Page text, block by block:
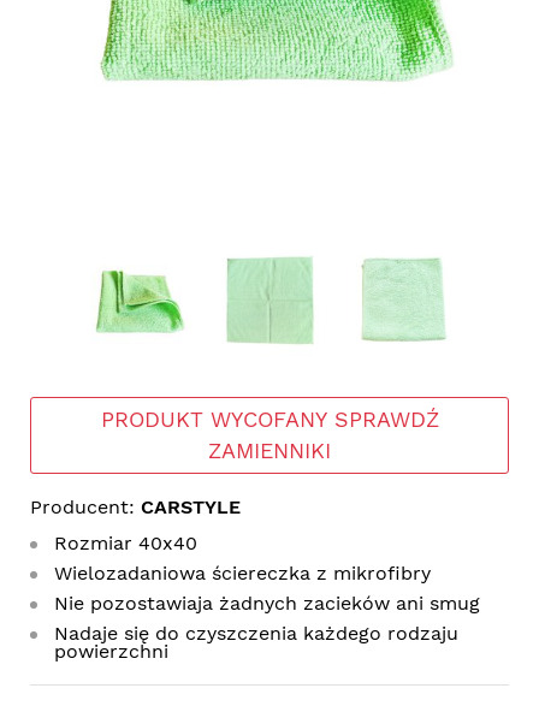
PRODUKT WYCOFANY SPRAWDŹ
ZAMIENNIKI
Producent: CARSTYLE
Rozmiar 40x40
Wielozadaniowa ściereczka z mikrofibry
Nie pozostawiaja żadnych zacieków ani smug
Nadaje się do czyszczenia każdego rodzaju
powierzchni